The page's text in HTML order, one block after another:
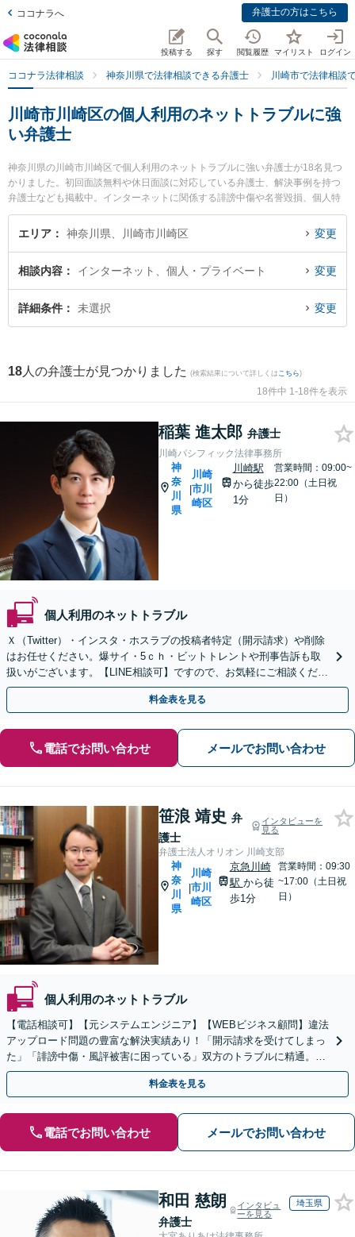
ココナラへ 弁護士の方はこちら
投稿する 探す 閲覧履歴 マイリスト ログイン
ココナラ法律相談 神奈川県で法律相談できる弁護士 川崎市で法律相談
川崎市川崎区の個人利用のネットトラブルに強
い弁護士
神奈川県の川崎市川崎区で個人利用のネットトラブルに強い弁護士が18名見つ
かりました。初回面談無料や休日面談に対応している弁護士、解決事例を持つ
弁護士なども掲載中。インターネットに関係する誹謗中傷や名誉毀損、個人特
定等の細かな分野での絞り込み検索もでき便利です。特に川崎パシフィック法
律事務所の稲葉 進太郎弁護士や弁護士法人オリオン 川崎支部の笹浪 靖史弁護
個人利用のネットトラブルのトラブルを今すぐに弁護士に相談したい』『個人
利用のネットトラブルのトラブル解決の実績豊富な近くの弁護士を検索した
い』『初回相談無料で個人利用のネットトラブルを法律相談できる川崎市川崎
エリア 神奈川県、川崎市川崎区 変更
相談内容 インターネット、個人・プライベート 変更
詳細条件 未選択 変更
18 人の弁護士が見つかりました (検索結果について詳しくは こちら)
18件中 1-18件を表示
稲葉 進太郎 弁護士
川崎パシフィック法律事務所
神
奈
川
県
|
川崎
市川
崎区
川崎駅
から徒歩
1分
営業時間：09:00~
22:00（土日祝
日）
個人利用のネットトラブル
Ｘ（Twitter）・インスタ・ホスラブの投稿者特定（開示請求）や削除
はお任せください。爆サイ・5ｃｈ・ビットトレントや刑事告訴も取
扱いがございます。【LINE相談可】ですので、お気軽にご相談くださ
い。
料金表を見る
電話でお問い合わせ メールでお問い合わせ
笹浪 靖史 弁
護士
インタビューを
見る
弁護士法人オリオン 川崎支部
神
奈
川
県
|
川崎
市川
崎区
京急川崎
駅 から徒
歩1分
営業時間：09:30
~17:00（土日祝
日）
個人利用のネットトラブル
【電話相談可】【元システムエンジニア】【WEBビジネス顧問】違法
アップロード問題の豊富な解決実績あり！「開示請求を受けてしまっ
た」「誹謗中傷・風評被害に困っている」双方のトラブルに精通。迅
速対応で最短の解決を目指す【完全個室】【全国対応】
料金表を見る
電話でお問い合わせ メールでお問い合わせ
和田 慈朗
弁護士
インタビュ
ーを見る
埼玉県